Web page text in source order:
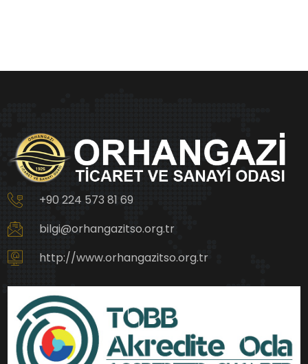
+90 224 573 81 69
bilgi@orhangazitso.org.tr
http://www.orhangazitso.org.tr